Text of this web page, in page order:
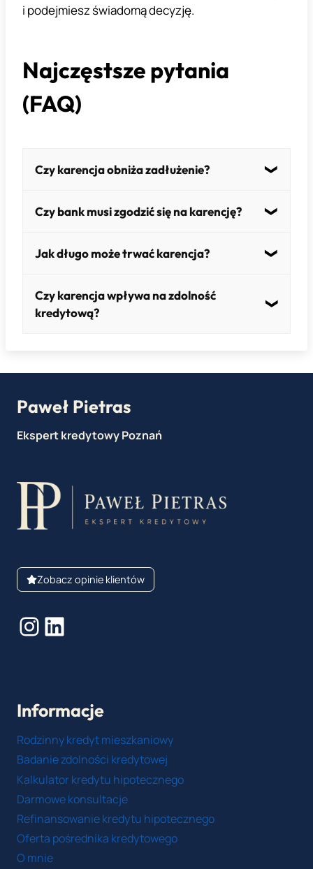
i podejmiesz świadomą decyzję.
Najczęstsze pytania
(FAQ)
Czy karencja obniża zadłużenie?
Nie – kapitał pozostaje bez zmian.
Czy bank musi zgodzić się na karencję?
Nie – decyzja zależy od banku i sytuacji
Jak długo może trwać karencja?
Zazwyczaj od kilku miesięcy do kilku lat (np.
przy budowie domu).
Czy karencja wpływa na zdolność
kredytową?
Paweł Pietras
Ekspert kredytowy Poznań
Zobacz opinie klientów
Instagram
LinkedIn
Informacje
Rodzinny kredyt mieszkaniowy
Badanie zdolności kredytowej
Kalkulator kredytu hipotecznego
Darmowe konsultacje
Refinansowanie kredytu hipotecznego
Oferta pośrednika kredytowego
O mnie